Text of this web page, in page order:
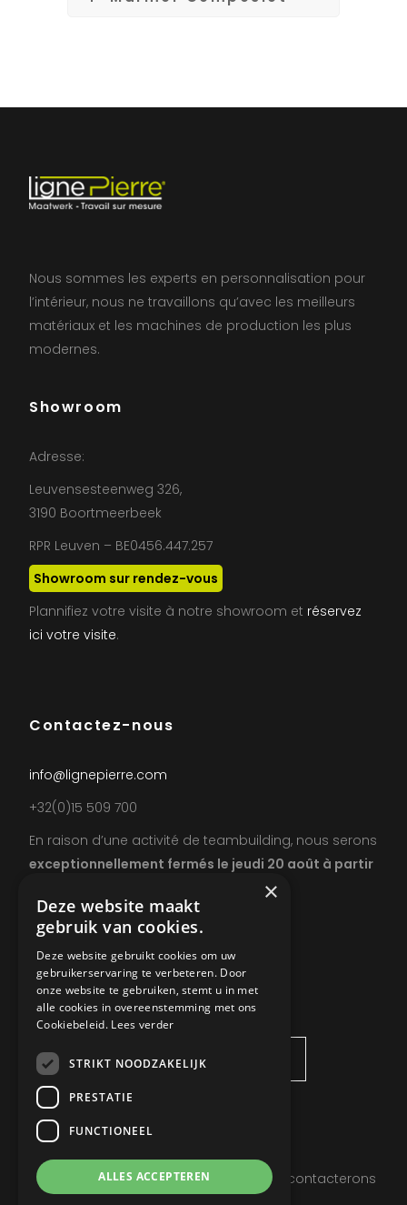
Nous sommes les experts en personnalisation pour
l’intérieur, nous ne travaillons qu’avec les meilleurs
matériaux et les machines de production les plus
modernes.
Showroom
Adresse:
Leuvensesteenweg 326,
3190 Boortmeerbeek
RPR Leuven – BE0456.447.257
Showroom sur rendez-vous
Plannifiez votre visite à notre showroom et réservez
ici votre visite.
Contactez-nous
info@lignepierre.com
+32(0)15 509 700
En raison d’une activité de teambuilding, nous serons
exceptionnellement fermés le jeudi 20 août à partir
DEMANDEZ INFOS
Laissez vos coordonnées et nous vous contacterons
×
Deze website maakt
gebruik van cookies.
Deze website gebruikt cookies om uw
gebruikerservaring te verbeteren. Door
onze website te gebruiken, stemt u in met
alle cookies in overeenstemming met ons
Cookiebeleid. Lees verder
STRIKT NOODZAKELIJK
PRESTATIE
FUNCTIONEEL
ALLES ACCEPTEREN